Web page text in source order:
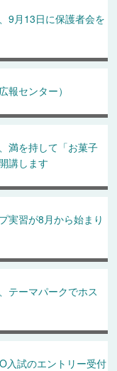
9月13日に保護者会を
報センター）
満を持して「お菓子
講します
実習が8月から始まり
テーマパークでホス
入試のエントリー受付